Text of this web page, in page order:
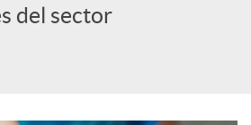
del sector